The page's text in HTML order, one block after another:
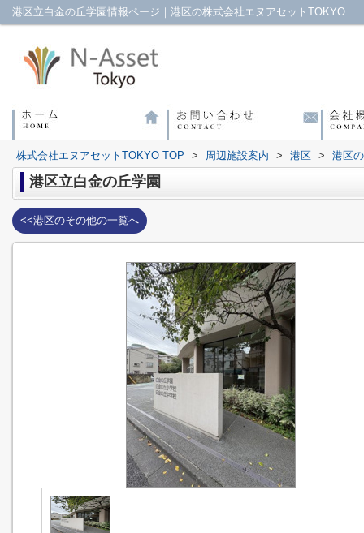
港区立白金の丘学園情報ページ｜港区の株式会社エヌアセットTOKYO
株式会社エヌアセットTOKYO TOP > 周辺施設案内 > 港区 > 港区
港区立白金の丘学園
<<港区のその他の一覧へ